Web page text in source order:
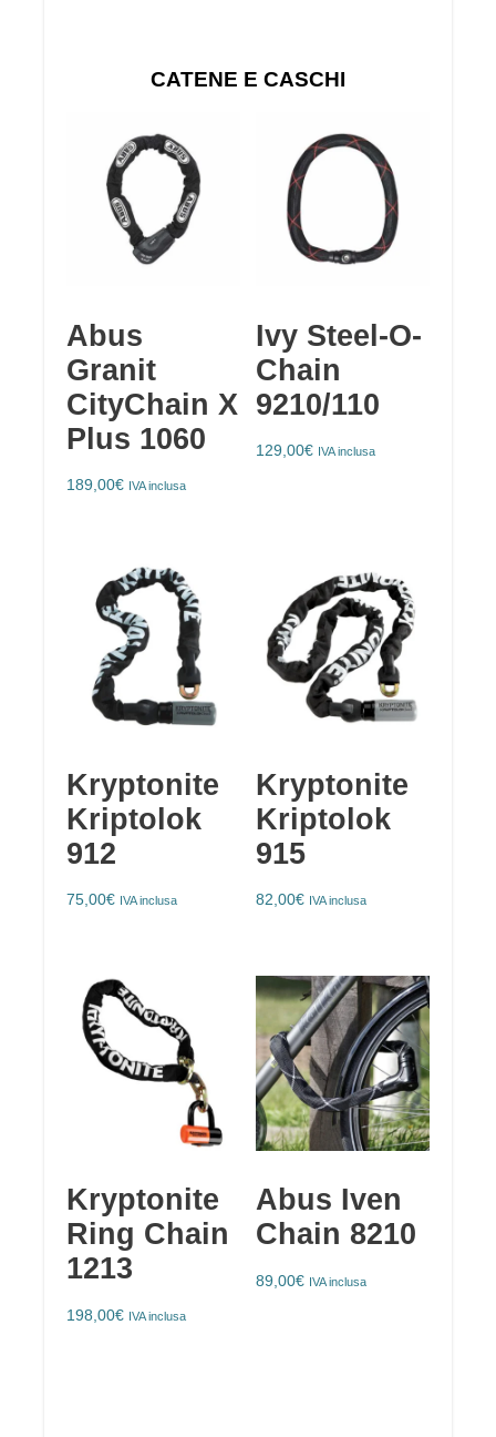
CATENE E CASCHI
Abus
Granit
CityChain X
Plus 1060
189,00€ IVA inclusa
Ivy Steel-O-
Chain
9210/110
129,00€ IVA inclusa
Kryptonite
Kriptolok
912
75,00€ IVA inclusa
Kryptonite
Kriptolok
915
82,00€ IVA inclusa
Kryptonite
Ring Chain
1213
198,00€ IVA inclusa
Abus Iven
Chain 8210
89,00€ IVA inclusa